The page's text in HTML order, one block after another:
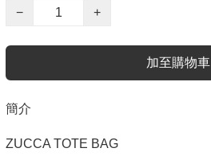
−
+
加至購物車
簡介
ZUCCA TOTE BAG